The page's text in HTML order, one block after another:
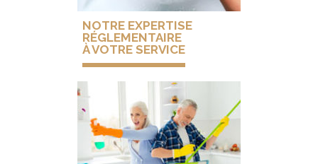
NOTRE EXPERTISE
RÉGLEMENTAIRE
À VOTRE SERVICE